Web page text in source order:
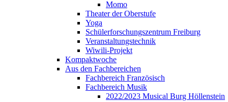
Momo
Theater der Oberstufe
Yoga
Schülerforschungszentrum Freiburg
Veranstaltungstechnik
Wiwili-Projekt
Kompaktwoche
Aus den Fachbereichen
Fachbereich Französisch
Fachbereich Musik
2022/2023 Musical Burg Höllenstein